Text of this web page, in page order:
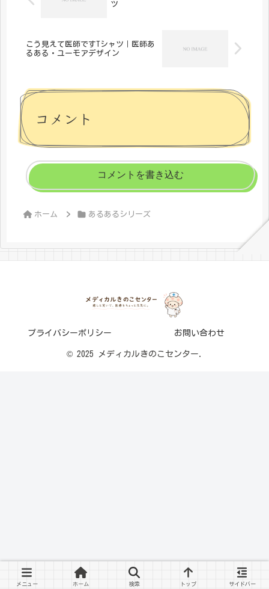
ツ
こう見えて医師ですTシャツ｜医師あ
るある・ユーモアデザイン
コメント
コメントを書き込む
ホーム あるあるシリーズ
プライバシーポリシー お問い合わせ
© 2025 メディカルきのこセンター.
メニュー ホーム 検索 トップ サイドバー